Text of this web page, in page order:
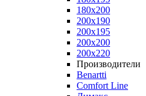
180x200
200x190
200x195
200x200
200x220
Производители
Benartti
Comfort Line